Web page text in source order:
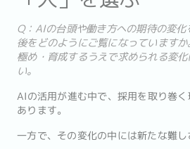
Q：AIの台頭や働き方への期待の変
後をどのようにご覧になっています
極め・育成するうえで求められる変
い。
AIの活用が進む中で、採用を取り巻
あります。
一方で、その変化の中には新たな難し